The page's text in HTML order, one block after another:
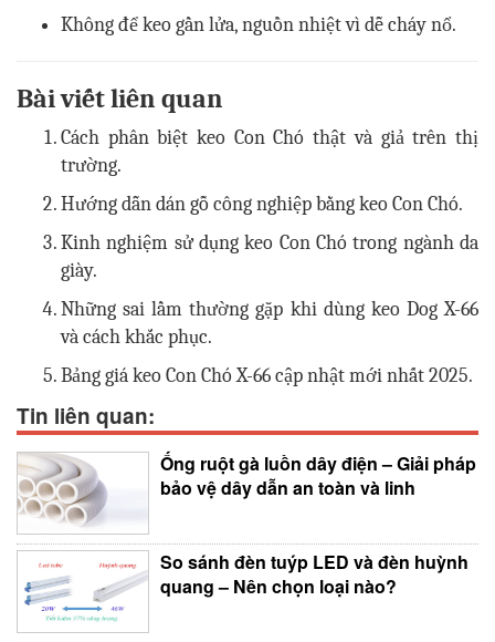
Không để keo gần lửa, nguồn nhiệt vì dễ cháy nổ.
Bài viết liên quan
Cách phân biệt keo Con Chó thật và giả trên thị
trường.
Hướng dẫn dán gỗ công nghiệp bằng keo Con Chó.
Kinh nghiệm sử dụng keo Con Chó trong ngành da
giày.
Những sai lầm thường gặp khi dùng keo Dog X-66
và cách khắc phục.
Bảng giá keo Con Chó X-66 cập nhật mới nhất 2025.
Tin liên quan:
Ống ruột gà luồn dây điện – Giải pháp
bảo vệ dây dẫn an toàn và linh
So sánh đèn tuýp LED và đèn huỳnh
quang – Nên chọn loại nào?